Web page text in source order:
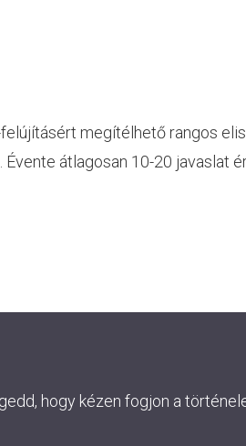
megítélhető rangos
átlagosan 10-20 javaslat
hogy kézen fogjon a